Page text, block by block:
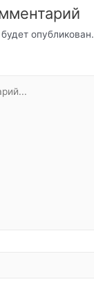
опубликован.